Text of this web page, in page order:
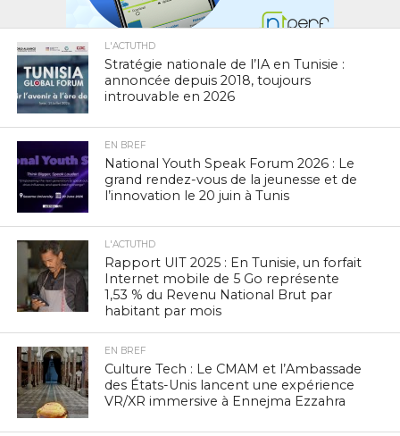
L'ACTUTHD
Stratégie nationale de l’IA en Tunisie :
annoncée depuis 2018, toujours
introuvable en 2026
EN BREF
National Youth Speak Forum 2026 : Le
grand rendez-vous de la jeunesse et de
l’innovation le 20 juin à Tunis
L'ACTUTHD
Rapport UIT 2025 : En Tunisie, un forfait
Internet mobile de 5 Go représente
1,53 % du Revenu National Brut par
habitant par mois
EN BREF
Culture Tech : Le CMAM et l’Ambassade
des États-Unis lancent une expérience
VR/XR immersive à Ennejma Ezzahra